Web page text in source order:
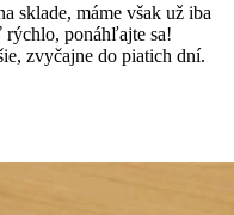
sklade, máme však už iba
rýchlo, ponáhľajte sa!
zvyčajne do piatich dní.